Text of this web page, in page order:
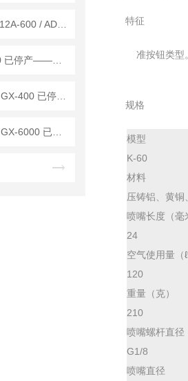
特征
标准按钮类型
规格
模型
K-60
材料
压铸铝、黄铜
喷嘴长度（毫
24
空气使用量（
120
重量（克）
210
喷嘴螺杆直径
G1/8
喷嘴直径